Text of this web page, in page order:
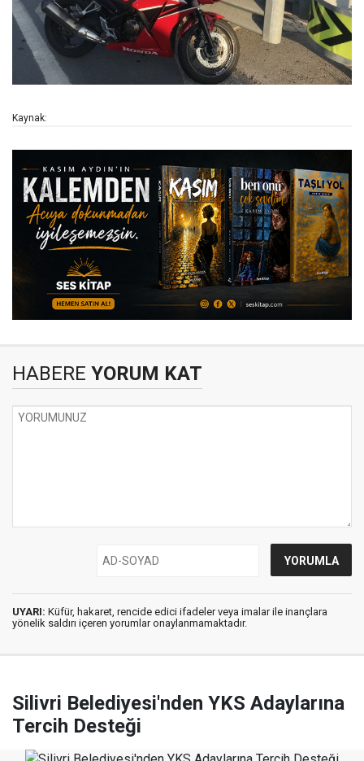
Kaynak:
HABERE YORUM KAT
UYARI: Küfür, hakaret, rencide edici ifadeler veya imalar ile inançlara
yönelik saldırı içeren yorumlar onaylanmamaktadır.
Silivri Belediyesi'nden YKS Adaylarına
Tercih Desteği